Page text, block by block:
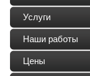
Услуги
Наши работы
Цены